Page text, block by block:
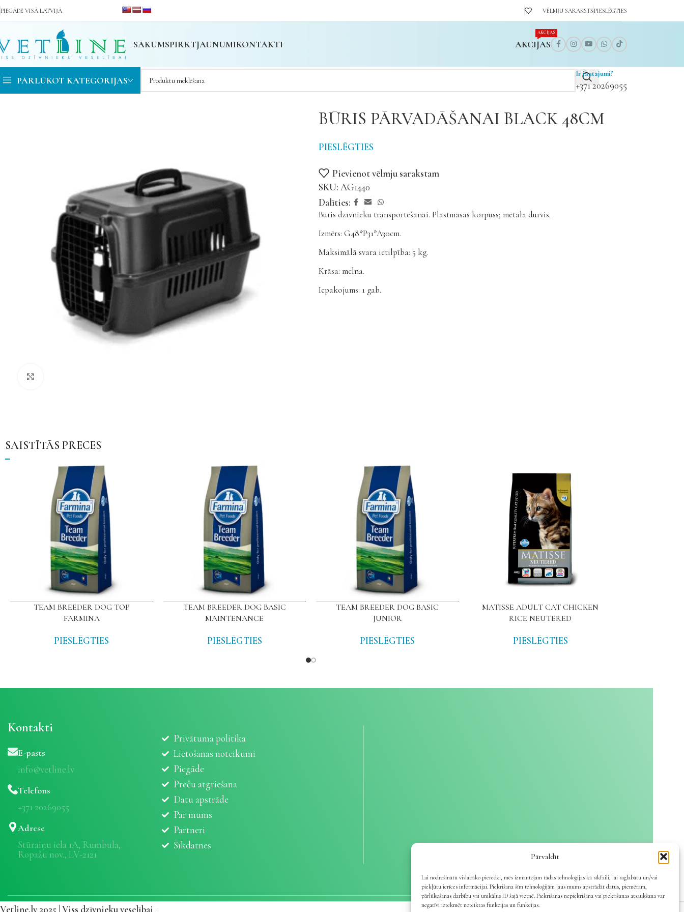
Pārvaldīt
Lai nodrošinātu vislabāko pieredzi, mēs izmantojam tādas tehnoloģijas kā sīkfaili, lai saglabātu un/vai
piekļūtu ierīces informācijai. Piekrišana šīm tehnoloģijām ļaus mums apstrādāt datus, piemēram,
pārlūkošanas darbību vai unikālus ID šajā vietnē. Piekrišanas nepiekrišana vai piekrišanas atsaukšana var
negatīvi ietekmēt noteiktas funkcijas un funkcijas.
PIEGĀDE VISĀ LATVIJĀ VĒLMJU SARAKSTSPIESLĒGTIES
SĀKUMSPIRKTJAUNUMIKONTAKTI AKCIJAS
AKCIJAS
PĀRLŪKOT KATEGORIJAS
Ir jautājumi?
+371 20269055
BŪRIS PĀRVADĀŠANAI BLACK 48CM
PIESLĒGTIES
Pievienot vēlmju sarakstam
SKU: AG1440
Dalīties:
Būris dzīvnieku transportēšanai. Plastmasas korpuss; metāla durvis.
Izmērs: G48*P31*A30cm.
Maksimālā svara ietilpība: 5 kg.
Krāsa: melna.
Iepakojums: 1 gab.
SAISTĪTĀS PRECES
TEAM BREEDER DOG TOP
FARMINA
PIESLĒGTIES
TEAM BREEDER DOG BASIC
MAINTENANCE
PIESLĒGTIES
TEAM BREEDER DOG BASIC
JUNIOR
PIESLĒGTIES
MATISSE ADULT CAT CHICKEN
RICE NEUTERED
PIESLĒGTIES
Kontakti
E-pasts
info@vetline.lv
Telefons
+371 20269055
Adrese
Stūraiņu iela 1A, Rumbula,
Ropažu nov., LV-2121
Privātuma politika
Lietošanas noteikumi
Piegāde
Preču atgriešana
Datu apstrāde
Par mums
Partneri
Sīkdatnes
Vetline.lv 2025 | Viss dzīvnieku veselībai .